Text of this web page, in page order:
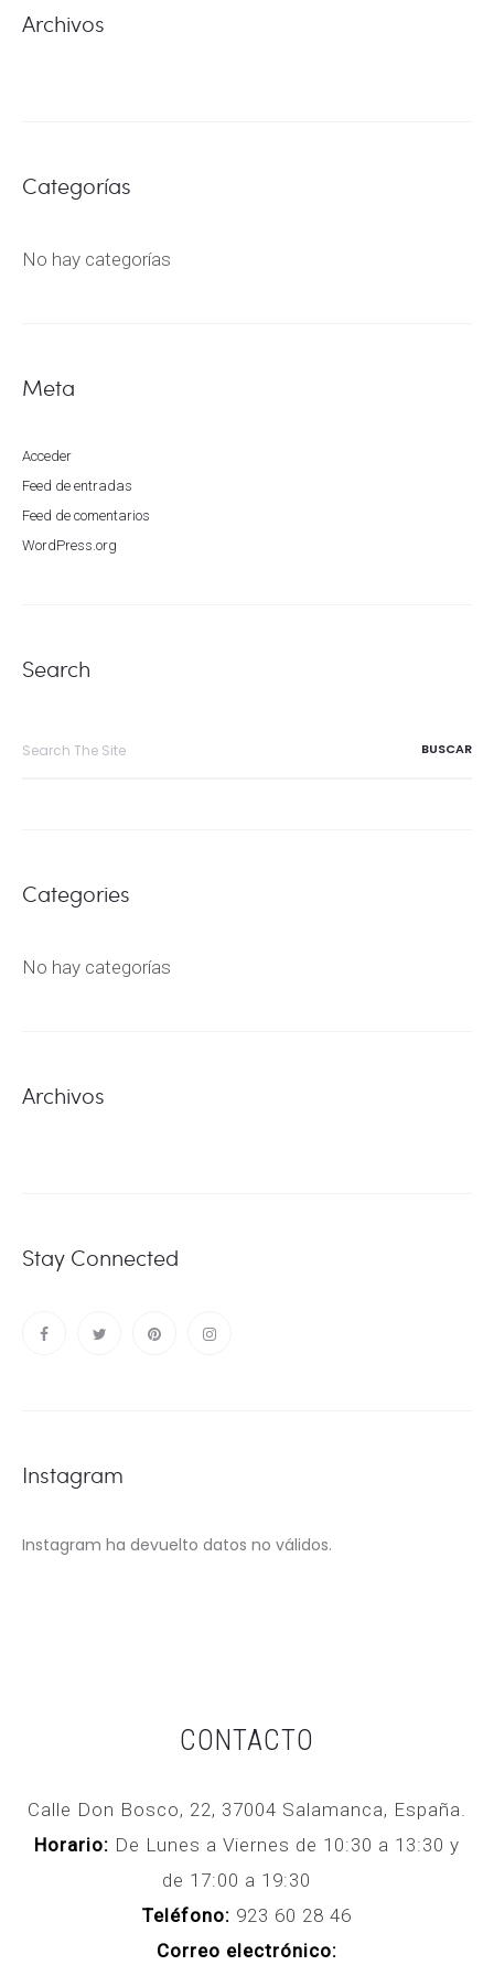
Archivos
Categorías
No hay categorías
Meta
Acceder
Feed de entradas
Feed de comentarios
WordPress.org
Search
Categories
No hay categorías
Archivos
Stay Connected
Instagram
Instagram ha devuelto datos no válidos.
CONTACTO
Calle Don Bosco, 22, 37004 Salamanca, España.
Horario: De Lunes a Viernes de 10:30 a 13:30 y
de 17:00 a 19:30
Teléfono: 923 60 28 46
Correo electrónico: